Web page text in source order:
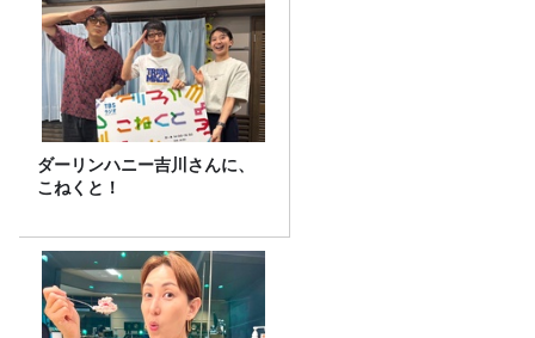
ダーリンハニー吉川さんに、
こねくと！